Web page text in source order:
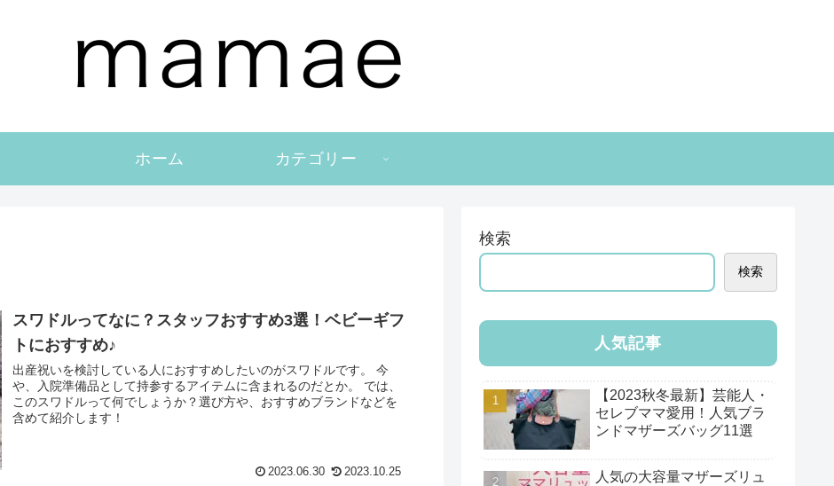
ホーム カテゴリー
スワドルってなに？スタッフおすすめ3選！ベビーギフ
トにおすすめ♪
出産祝いを検討している人におすすめしたいのがスワドルです。 今
や、入院準備品として持参するアイテムに含まれるのだとか。 では、
このスワドルって何でしょうか？選び方や、おすすめブランドなどを
含めて紹介します！
2023.06.30 2023.10.25
検索
検索
人気記事
【2023秋冬最新】芸能人・
セレブママ愛用！人気ブラ
ンドマザーズバッグ11選
人気の大容量マザーズリュ